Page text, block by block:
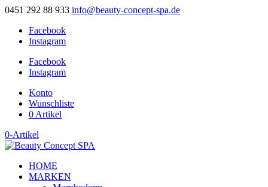
0451 292 88 933 info@beauty-concept-spa.de
Facebook
Instagram
Facebook
Instagram
Konto
Wunschliste
0 Artikel
0-Artikel
HOME
MARKEN